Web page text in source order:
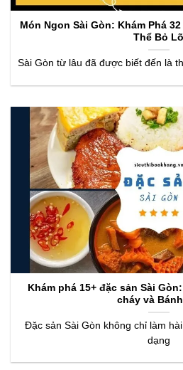
Món Ngon Sài Gòn: Khám Phá
Thể Bỏ
Sài Gòn từ lâu đã được biết đến là
Khám phá 15+ đặc sản Sài
cháy và
Đặc sản Sài Gòn không chỉ làm
dạng